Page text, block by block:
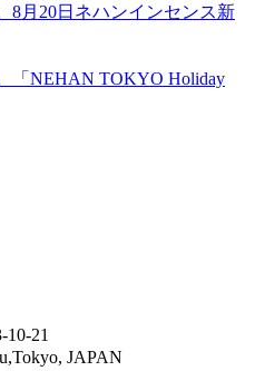
8月20日ネハンインセンス新
「NEHAN TOKYO Holiday
21
ku,Tokyo, JAPAN